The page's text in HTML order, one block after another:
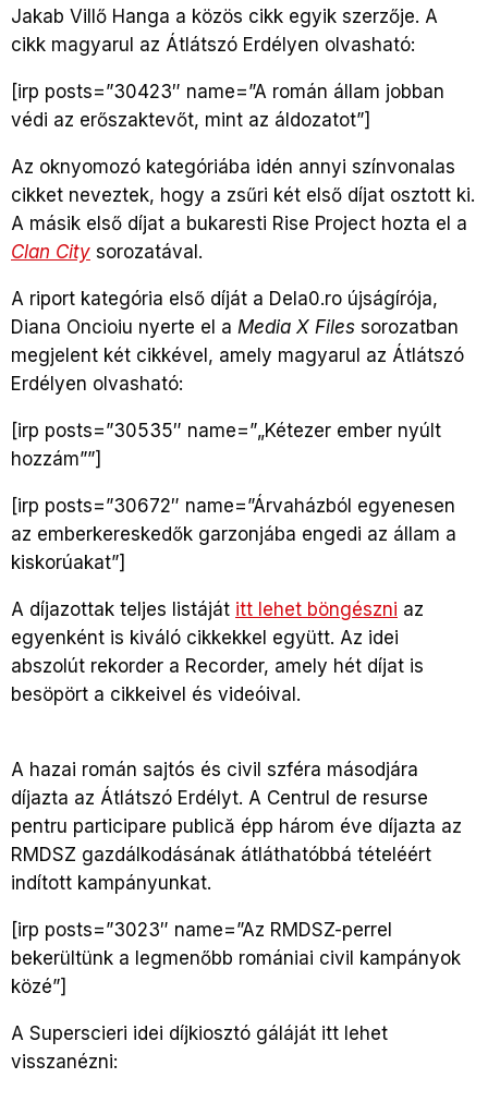
Jakab Villő Hanga a közös cikk egyik szerzője. A
cikk magyarul az Átlátszó Erdélyen olvasható:
[irp posts=”30423″ name=”A román állam jobban
védi az erőszaktevőt, mint az áldozatot”]
Az oknyomozó kategóriába idén annyi színvonalas
cikket neveztek, hogy a zsűri két első díjat osztott ki.
A másik első díjat a bukaresti Rise Project hozta el a
Clan City sorozatával.
A riport kategória első díját a Dela0.ro újságírója,
Diana Oncioiu nyerte el a Media X Files sorozatban
megjelent két cikkével, amely magyarul az Átlátszó
Erdélyen olvasható:
[irp posts=”30535″ name=”„Kétezer ember nyúlt
hozzám””]
[irp posts=”30672″ name=”Árvaházból egyenesen
az emberkereskedők garzonjába engedi az állam a
kiskorúakat”]
A díjazottak teljes listáját itt lehet böngészni az
egyenként is kiváló cikkekkel együtt. Az idei
abszolút rekorder a Recorder, amely hét díjat is
besöpört a cikkeivel és videóival.
A hazai román sajtós és civil szféra másodjára
díjazta az Átlátszó Erdélyt. A Centrul de resurse
pentru participare publică épp három éve díjazta az
RMDSZ gazdálkodásának átláthatóbbá tételéért
indított kampányunkat.
[irp posts=”3023″ name=”Az RMDSZ-perrel
bekerültünk a legmenőbb romániai civil kampányok
közé”]
A Superscieri idei díjkiosztó gáláját itt lehet
visszanézni: